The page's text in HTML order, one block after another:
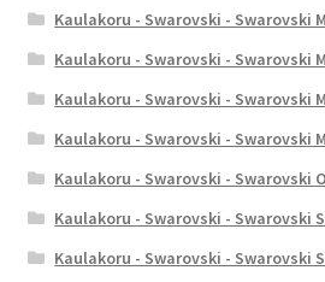
Kaulakoru - Swarovski - Swarovski
Kaulakoru - Swarovski - Swarovski
Kaulakoru - Swarovski - Swarovski
Kaulakoru - Swarovski - Swarovski
Kaulakoru - Swarovski - Swarovski
Kaulakoru - Swarovski - Swarovski
Kaulakoru - Swarovski - Swarovski